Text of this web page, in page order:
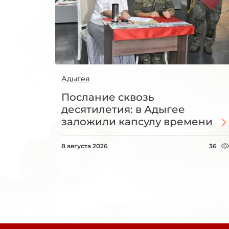
Адыгея
Послание сквозь
десятилетия: в Адыгее
заложили капсулу времени
8 августа 2026 36